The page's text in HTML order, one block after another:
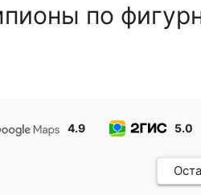
по
4.9 5.0